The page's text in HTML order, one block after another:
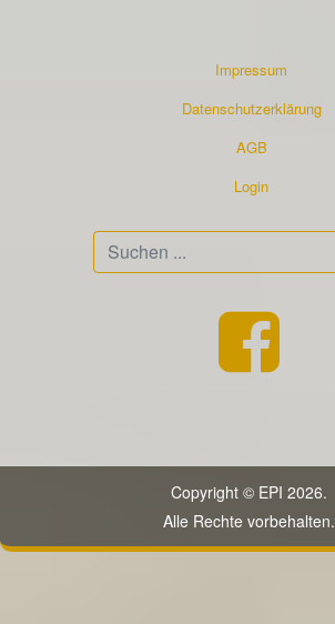
Impressum
Datenschutzerklärung
AGB
Login
Copyright © EPI 2026.
Alle Rechte vorbehalten.